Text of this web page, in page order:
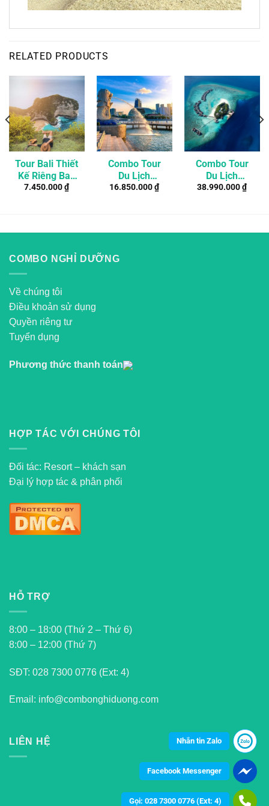
RELATED PRODUCTS
Tour Bali Thiết
Kế Riêng Bali
3 Ngày 2 Đêm
7.450.000₫
Combo Tour
Du Lịch
Singapore Tự
16.850.000₫
Combo Tour
Du Lịch
Maldives 4
Prestige
38.990.000₫
COMBO NGHỈ DƯỠNG
Về chúng tôi
Điều khoản sử dụng
Quyền riêng tư
Tuyển dụng
Phương thức thanh toán
HỢP TÁC VỚI CHÚNG TÔI
Đối tác: Resort – khách sạn
Đại lý hợp tác & phân phối
HỖ TRỢ
8:00 – 18:00 (Thứ 2 – Thứ 6)
8:00 – 12:00 (Thứ 7)
SĐT: 028 7300 0776 (Ext: 4)
Email: info@combonghiduong.com
LIÊN HỆ Nhắn tin Zalo
Facebook Messenger
Gọi: 028 7300 0776 (Ext: 4)